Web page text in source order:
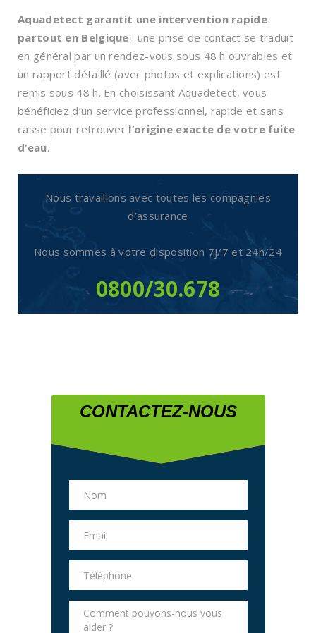
Aquadetect garantit une intervention rapide
partout en Belgique : une prise de contact se traduit
en général par un rendez-vous sous 48 h ouvrables et
un rapport détaillé (avec photos et explications) est
remis sous 48 h. En choisissant Aquadetect, vous
bénéficiez d’un service professionnel, rapide et sans
casse pour retrouver l’origine exacte de votre fuite
d’eau.
Nous travaillons avec toutes les compagnies
d’assurance
Nous sommes à votre disposition 7j/7 et 24h/24
0800/30.678
CONTACTEZ-NOUS